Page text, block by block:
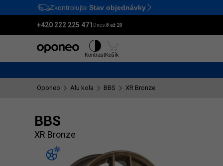
Ctrl M
Zkontrolujte Stav objednávky
+420 222 225 471 Dnes:8 až 20
KontrastKošík
Oponeo Alu kola BBS XR Bronze
BBS
XR Bronze